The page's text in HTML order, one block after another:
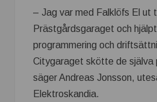
– Jag var med Falklöfs El ut
Prästgårdsgaraget och
programmering och
Citygaraget skötte de själva
säger Andreas Jonsson,
Elektroskandia.